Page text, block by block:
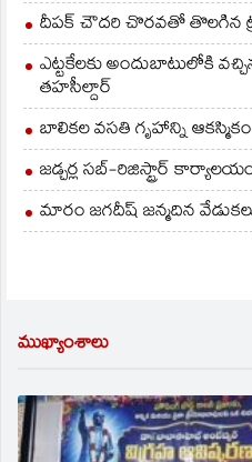
దీపక్ చౌదరి చొరవతో తొలగిన
ఎట్టకేలకు అందుబాటులోకి
తహసీల్దార్
బాలికల వసతి గృహాన్ని
జడ్చర్ల సబ్-రిజిస్ట్రార్
మారం జగదీష్ జన్మదిన
ముఖ్యాంశాలు